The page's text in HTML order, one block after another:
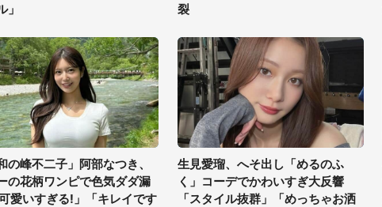
」
裂
の峰不二子」阿部なつき、
の花柄ワンピで色気ダダ漏
愛いすぎる!」「キレイです
生見愛瑠、へそ出し「めるのふ
く」コーデでかわいすぎ大反響
「スタイル抜群」「めっちゃお洒